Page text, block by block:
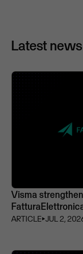
Latest news
Visma
ARTICLE⏵JUL 2,